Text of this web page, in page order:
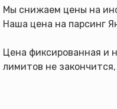
Мы снижаем цены на
Наша цена на парсинг
Цена фиксированная и
лимитов не